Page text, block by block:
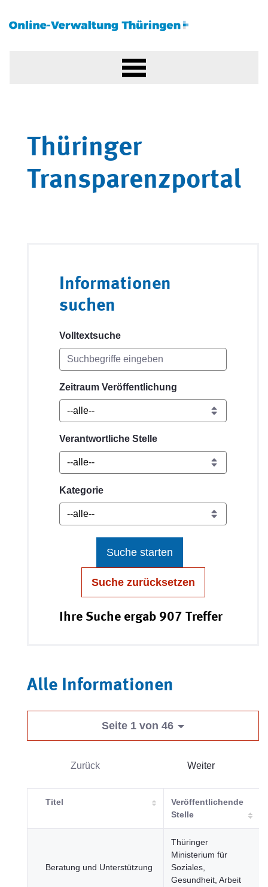
Thüringer
Transparenzportal
Informationen
suchen
Volltextsuche
Zeitraum Veröffentlichung
Verantwortliche Stelle
Kategorie
Suche starten
Suche zurücksetzen
Ihre Suche ergab 907 Treffer
Alle Informationen
Seite 1 von 46
Zurück Weiter
Titel
Veröffentlichende
Stelle
Beratung und Unterstützung
Thüringer
Ministerium für
Soziales,
Gesundheit, Arbeit